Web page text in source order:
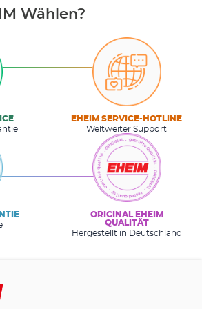
Wählen?
EHEIM SERVICE-HOTLINE
Weltweiter Support
ORIGINAL EHEIM
QUALITÄT
Hergestellt in Deutschland